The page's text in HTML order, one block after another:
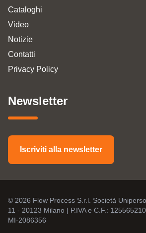
Cataloghi
Video
Notizie
Contatti
Privacy Policy
Newsletter
Iscriviti alla newsletter
© 2026 Flow Process S.r.l. Società
11 - 20123 Milano | P.IVA e C.F.:
MI-2086356